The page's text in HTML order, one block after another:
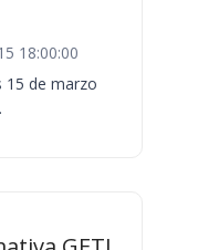
18:00:00
15 de marzo